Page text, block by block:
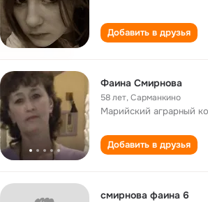
Добавить в друзья
Фаина Смирнова
58 лет,Сарманкино
Марийский аграрный
Добавить в друзья
смирнова фаина 6